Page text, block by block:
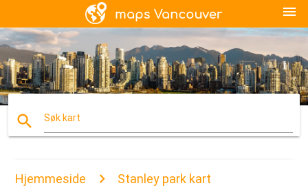
menu
search Søk kart
Hjemmeside Stanley park kart